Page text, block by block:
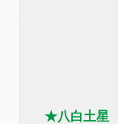
★八白土星